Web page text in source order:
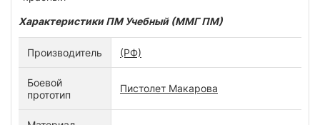
Характеристики ПМ Учебный (ММГ ПМ)
Производитель (РФ)
Боевой
прототип
Пистолет Макарова